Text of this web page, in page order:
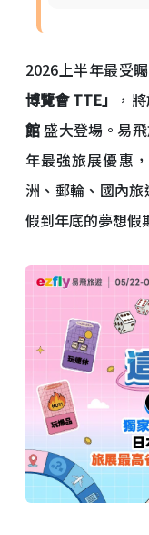
2026上半年最受
博覽會 TTE」
，
館盛大登場。易
年最強旅展優惠
洲、郵輪、國內
假到年底的夢想假